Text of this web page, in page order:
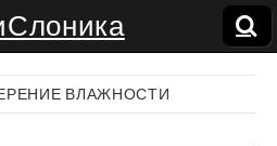
ВЛАЖНОСТИ